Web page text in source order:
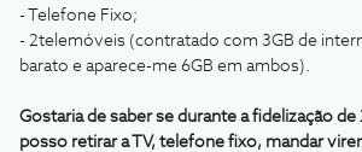
- Telefone Fixo;
- 2telemóveis (contratado com 3GB de
barato e aparece-me 6GB em ambos).
Gostaria de saber se durante a fidelização
posso retirar a TV, telefone fixo, mandar